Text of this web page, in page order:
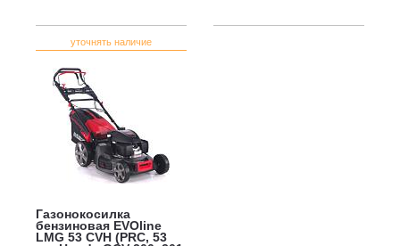
уточнять наличие
Газонокосилка
бензиновая EVOline
LMG 53 CVH (PRC, 53